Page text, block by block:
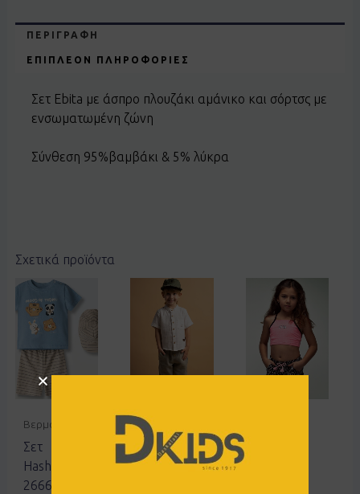
ΠΕΡΙΓΡΑΦΉ
ΕΠΙΠΛΈΟΝ ΠΛΗΡΟΦΟΡΊΕΣ
Σετ Ebita με άσπρο πλουζάκι αμάνικο και σόρτσς με
ενσωματωμένη ζώνη
Σύνθεση 95%βαμβάκι & 5% λύκρα
Σχετικά προϊόντα
Βερμούδες
Σετ
Hashtag
266612
Παντελόνια
Σετ
Hashtag